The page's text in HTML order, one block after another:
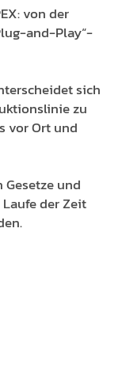
von der
and-Play“-
sich
zu
vor Ort und
und
der Zeit